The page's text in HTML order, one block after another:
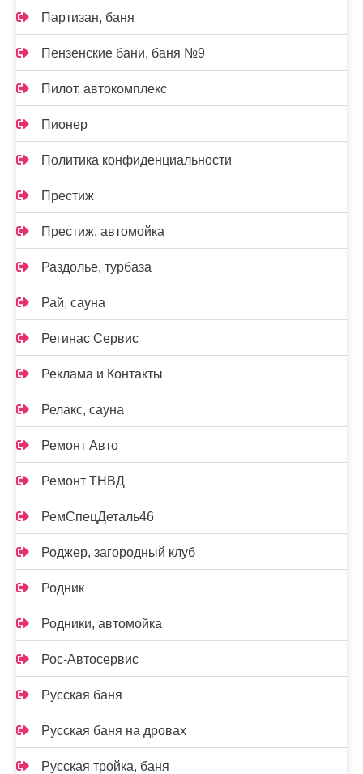
Партизан, баня
Пензенские бани, баня №9
Пилот, автокомплекс
Пионер
Политика конфиденциальности
Престиж
Престиж, автомойка
Раздолье, турбаза
Рай, сауна
Регинас Сервис
Реклама и Контакты
Релакс, сауна
Ремонт Авто
Ремонт ТНВД
РемСпецДеталь46
Роджер, загородный клуб
Родник
Родники, автомойка
Рос-Автосервис
Русская баня
Русская баня на дровах
Русская тройка, баня